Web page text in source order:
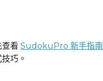
看 SudokuPro 新手指南
巧。